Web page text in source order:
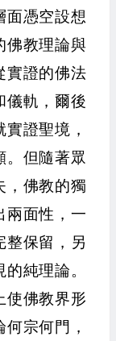
面憑空設想
佛教理論與
實證的佛法
儀軌，爾後
證聖境，
。但隨著眾
，佛教的獨
兩面性，一
整保留，另
純理論。
使佛教界形
宗何門，